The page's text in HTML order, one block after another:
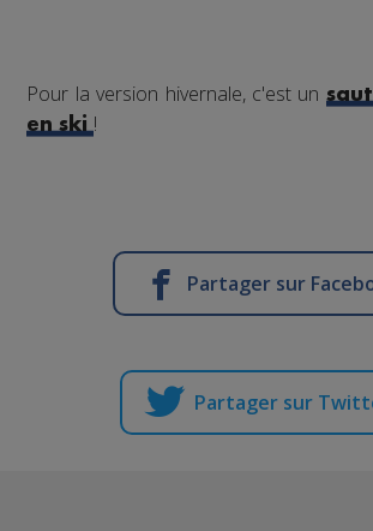
Pour la version hivernale, c'est un
en ski!
Partager sur
Partager sur